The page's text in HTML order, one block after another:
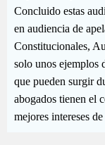
Concluido estas
en audiencia de
Constitucionales,
solo unos ejemplos
que pueden surgir
abogados tienen el
mejores intereses